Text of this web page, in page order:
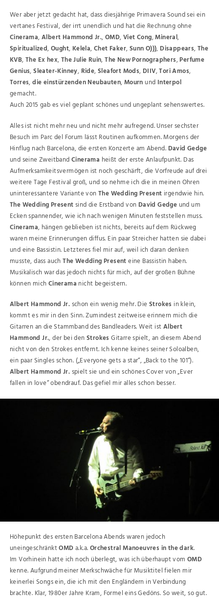
Wer aber jetzt gedacht hat, dass diesjährige Primavera Sound sei ein
vertanes Festival, der irrt unendlich und hat die Rechnung ohne
Cinerama,Albert Hammond Jr.,OMD,Viet Cong,Mineral,
Spiritualized,Ought, Kelela,Chet Faker,Sunn O))), Disappears,The
KVB,The Ex hex,The Julie Ruin,The New Pornographers,Perfume
Genius,Sleater-Kinney, Ride,Sleafort Mods, DIIV,Tori Amos,
Torres,die einstürzenden Neubauten,Mourn und Interpol
gemacht.
Auch 2015 gab es viel geplant schönes und ungeplant sehenswertes.
Alles ist nicht mehr neu und nicht mehr aufregend. Unser sechster
Besuch im Parc del Forum lässt Routinen aufkommen. Morgens der
Hinflug nach Barcelona, die ersten Konzerte am Abend. David Gedge
und seine ZweitbandCinerama heißt der erste Anlaufpunkt. Das
Aufmerksamkeitsvermögen ist noch geschärft, die Vorfreude auf drei
weitere Tage Festival groß, und so nehme ich die in meinen Ohren
uninteressantere Variante vonThe Wedding Present irgendwie hin.
The Wedding Presentsind die Erstband von David Gedge und um
Ecken spannender, wie ich nach wenigen Minuten feststellen muss.
Cinerama, hängen geblieben ist nichts, bereits auf dem Rückweg
waren meine Erinnerungen diffus. Ein paar Streicher hatten sie dabei
und eine Bassistin. Letzteres fiel mir auf, weil ich daran denken
musste, dass auchThe Wedding Presenteine Bassistin haben.
Musikalisch war das jedoch nichts für mich, auf der großen Bühne
können michCinerama nicht begeistern.
Albert Hammond Jr.schon ein wenig mehr. DieStrokes in klein,
kommt es mir in den Sinn. Zumindest zeitweise erinnern mich die
Gitarren an die Stammband des Bandleaders. Weit istAlbert
Hammond Jr., der bei denStrokes Gitarre spielt, an diesem Abend
nicht von den Strokes entfernt. Ich kenne keines seiner Soloalben,
ein paar Singles schon. („Everyone gets a star“, „Back to the 101“).
Albert Hammond Jr.spielt sie und ein schönes Cover von „Ever
fallen in love“ obendrauf. Das gefiel mir alles schon besser.
Höhepunkt des ersten Barcelona Abends waren jedoch
uneingeschränktOMDa.k.a.Orchestral Manoeuvres in the dark.
Im Vorhinein hatte ich noch überlegt, was ich überhaupt vom OMD
kenne. Aufgrund meiner Merkschwäche für Musiktitel fielen mir
keinerlei Songs ein, die ich mit den Engländern in Verbindung
brachte. Klar, 1980er Jahre Kram, Formel eins Gedöns. So weit, so gut.